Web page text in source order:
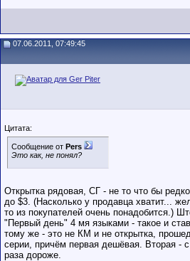
07.06.2011, 07:49:45
Цитата:
Сообщение от Pers
Это как, не понял?
Открытка рядовая, СГ - не то что бы
до $3. (Насколько у продавца хватит...
то из покупателей очень понадобится.)
"Первый день" 4 мя языками - такое и
тому же - это не КМ и не открытка,
серии, причём первая дешёвая. Вторая - с
раза дороже.